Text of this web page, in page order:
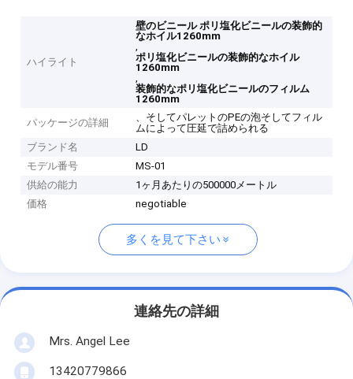
ハイライト
壁のビニール ポリ塩化ビニールの装飾的
なホイル1260mm
,
ポリ塩化ビニールの装飾的なホイル
1260mm
,
装飾的なポリ塩化ビニールのフィルム
1260mm
パッケージの詳細
、そしてパレットのPEの泡そしてフィル
ムによって圧延で詰められる
ブランド名
LD
モデル番号
MS-01
供給の能力
1ヶ月あたりの500000メートル
価格
negotiable
多くを見て下さい
連絡先の詳細
Mrs. Angel Lee
13420779866